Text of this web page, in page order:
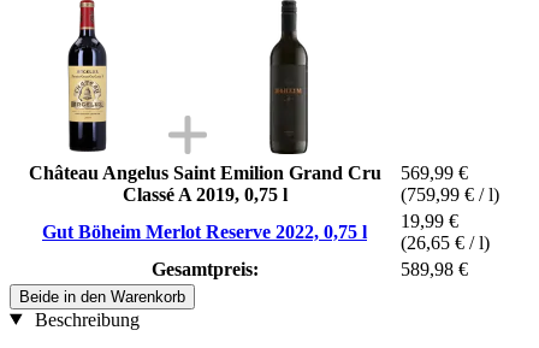
Château Angelus Saint Emilion Grand Cru
Classé A 2019, 0,75 l
569,99 €
(759,99 € / l)
Gut Böheim Merlot Reserve 2022, 0,75 l
19,99 €
(26,65 € / l)
Gesamtpreis:
589,98 €
Beide in den Warenkorb
Beschreibung